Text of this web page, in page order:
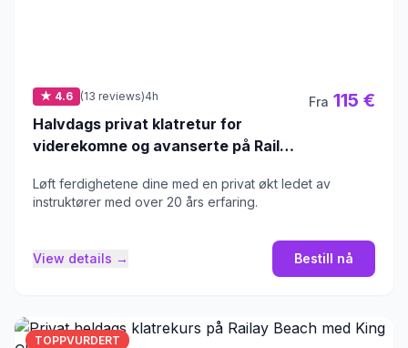
★ 4.6 (13 reviews)4h
Halvdags privat klatretur for
viderekomne og avanserte på Railay
Fra 115 €
Løft ferdighetene dine med en privat økt ledet av
instruktører med over 20 års erfaring.
View details → Bestill nå
TOPPVURDERT